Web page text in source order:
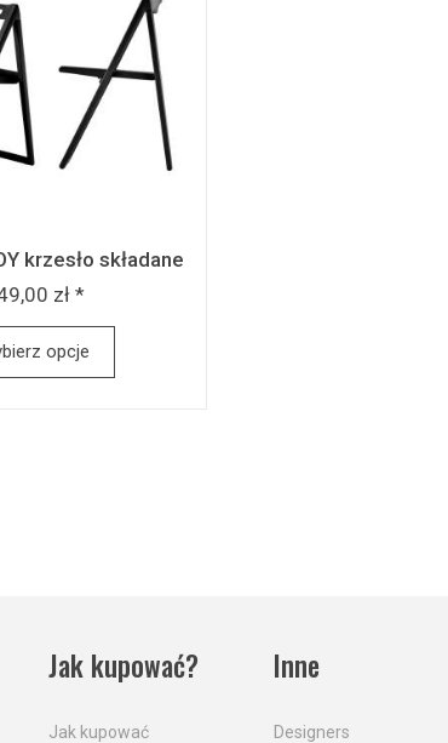
krzesło składane
zł *
opcje
Jak kupować?
Jak kupować
Inne
Designers